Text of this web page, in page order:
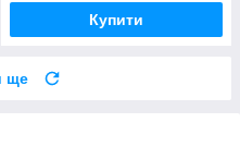
Купити
ще